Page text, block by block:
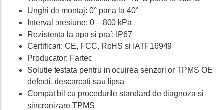
Unghi de montaj: 0° pana la 40°
Interval presiune: 0 – 800 kPa
Rezistenta la apa si praf: IP67
Certificari: CE, FCC, RoHS si IATF16949
Producator: Fartec
Solutie testata pentru inlocuirea senzorilor TPMS OE
defecti, descarcati sau lipsa
Compatibil cu procedurile standard de diagnoza si
sincronizare TPMS